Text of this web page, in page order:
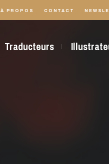
À PROPOS CONTACT
Traducteurs